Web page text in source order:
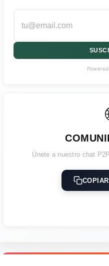
Únete a nuestro chat